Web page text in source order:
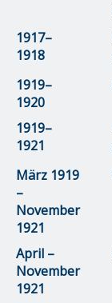
1917–
1918
1919–
1920
1919–
1921
März 1919
–
November
1921
April –
November
1921